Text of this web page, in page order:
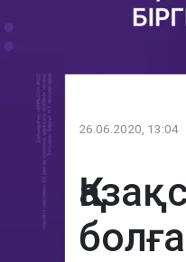
26.06.2020, 13:04